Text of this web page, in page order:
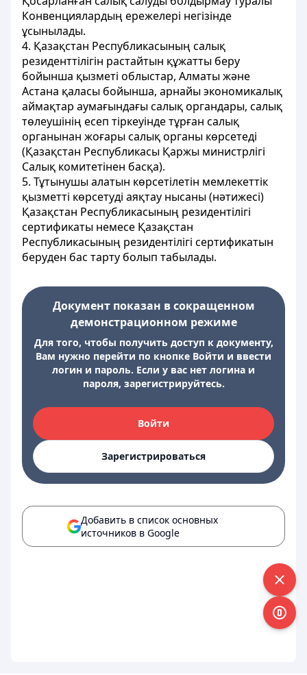
Конвенциялардың ережелері негізінде
ұсынылады.
4. Қазақстан Республикасының салық
резиденттілігін растайтын құжатты беру
бойынша қызметі облыстар, Алматы және
Астана қаласы бойынша, арнайы экономикалық
аймақтар аумағындағы салық органдары, салық
төлеушінің есеп тіркеуінде тұрған салық
органынан жоғары салық органы көрсетеді
(Қазақстан Республикасы Қаржы министрлігі
Салық комитетінен басқа).
5. Тұтынушы алатын көрсетілетін мемлекеттік
қызметті көрсетуді аяқтау нысаны (нәтижесі)
Қазақстан Республикасының резидентілігі
сертификаты немесе Қазақстан
Республикасының резидентілігі сертификатын
беруден бас тарту болып табылады.
Документ показан в сокращенном
демонстрационном режиме
Для того, чтобы получить доступ к документу,
Вам нужно перейти по кнопке Войти и ввести
логин и пароль. Если у вас нет логина и
пароля, зарегистрируйтесь.
Войти
Зарегистрироваться
Добавить в список основных
источников в Google